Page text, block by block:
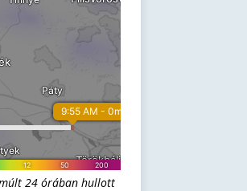
24 órában hullott